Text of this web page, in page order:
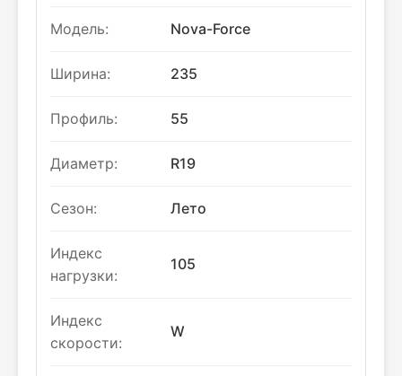
Модель: Nova-Force
Ширина: 235
Профиль: 55
Диаметр: R19
Сезон: Лето
Индекс
нагрузки:
105
Индекс
скорости:
W